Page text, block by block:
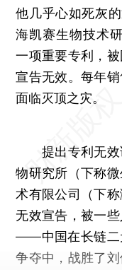
他几乎心如死灰
海凯赛生物技术
一项重要专利，
宣告无效。每年
面临灭顶之灾。
提出专利无效
物研究所（下称
术有限公司（下
无效宣告，被一
——中国在长链二
争夺中，战胜了